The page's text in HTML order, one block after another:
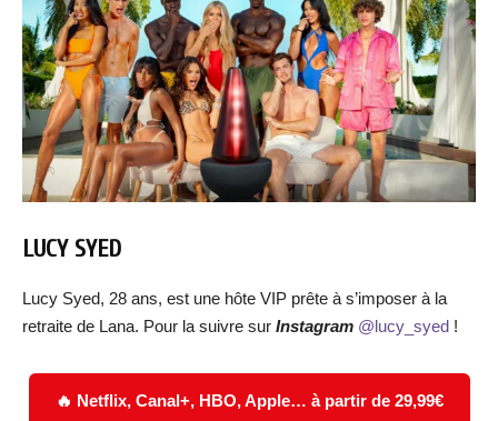
LUCY SYED
Lucy Syed, 28 ans, est une hôte VIP prête à s’imposer à la
retraite de Lana. Pour la suivre sur Instagram @lucy_syed !
🔥 Netflix, Canal+, HBO, Apple… à partir de 29,99€